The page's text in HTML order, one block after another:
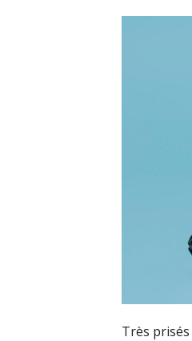
Très